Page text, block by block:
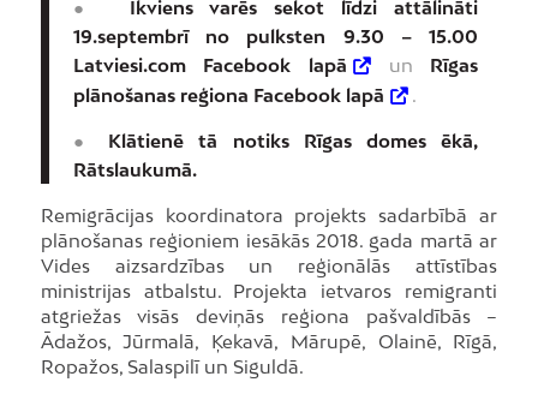
● Ikviens varēs sekot līdzi attālināti
19.septembrī no pulksten 9.30 – 15.00
Latviesi.com Facebook lapā
un Rīgas
plānošanas reģiona Facebook lapā
.
● Klātienē tā notiks Rīgas domes ēkā,
Rātslaukumā.
Remigrācijas koordinatora projekts sadarbībā ar
plānošanas reģioniem iesākās 2018. gada martā ar
Vides aizsardzības un reģionālās attīstības
ministrijas atbalstu. Projekta ietvaros remigranti
atgriežas visās deviņās reģiona pašvaldībās –
Ādažos, Jūrmalā, Ķekavā, Mārupē, Olainē, Rīgā,
Ropažos, Salaspilī un Siguldā.